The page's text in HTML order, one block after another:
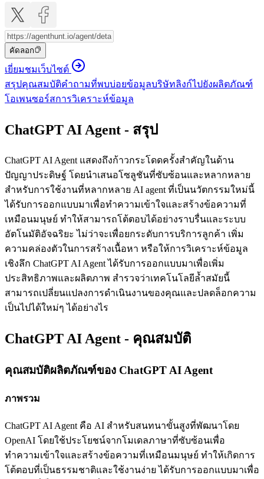
คัดลอก
เยี่ยมชมเว็บไซต์
สรุปคุณสมบัติคำถามที่พบบ่อยข้อมูลบริษัทลิงก์ไปยังผลิตภัณฑ์
โอเพนซอร์สการวิเคราะห์ข้อมูล
ChatGPT AI Agent - สรุป
ChatGPT AI Agent แสดงถึงก้าวกระโดดครั้งสำคัญในด้าน
ปัญญาประดิษฐ์ โดยนำเสนอโซลูชันที่ซับซ้อนและหลากหลาย
สำหรับการใช้งานที่หลากหลาย AI agent ที่เป็นนวัตกรรมใหม่นี้
ได้รับการออกแบบมาเพื่อทำความเข้าใจและสร้างข้อความที่
เหมือนมนุษย์ ทำให้สามารถโต้ตอบได้อย่างราบรื่นและระบบ
อัตโนมัติอัจฉริยะ ไม่ว่าจะเพื่อยกระดับการบริการลูกค้า เพิ่ม
ความคล่องตัวในการสร้างเนื้อหา หรือให้การวิเคราะห์ข้อมูล
เชิงลึก ChatGPT AI Agent ได้รับการออกแบบมาเพื่อเพิ่ม
ประสิทธิภาพและผลิตภาพ สำรวจว่าเทคโนโลยีล้ำสมัยนี้
สามารถเปลี่ยนแปลงการดำเนินงานของคุณและปลดล็อกความ
เป็นไปได้ใหม่ๆ ได้อย่างไร
ChatGPT AI Agent - คุณสมบัติ
คุณสมบัติผลิตภัณฑ์ของ ChatGPT AI Agent
ภาพรวม
ChatGPT AI Agent คือ AI สำหรับสนทนาขั้นสูงที่พัฒนาโดย
OpenAI โดยใช้ประโยชน์จากโมเดลภาษาที่ซับซ้อนเพื่อ
ทำความเข้าใจและสร้างข้อความที่เหมือนมนุษย์ ทำให้เกิดการ
โต้ตอบที่เป็นธรรมชาติและใช้งานง่าย ได้รับการออกแบบมาเพื่อ